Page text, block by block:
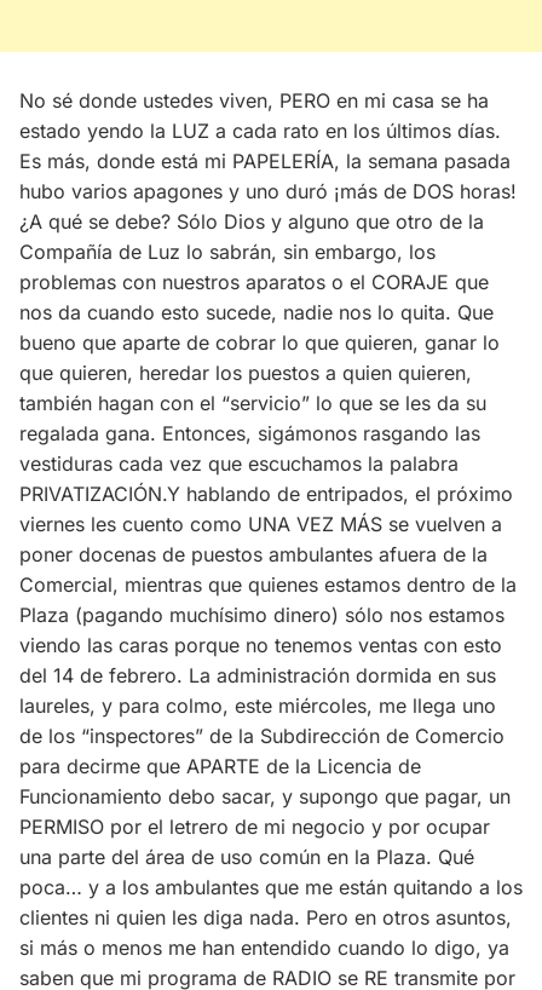
No sé donde ustedes viven, PERO en mi casa se ha
estado yendo la LUZ a cada rato en los últimos días.
Es más, donde está mi PAPELERÍA, la semana pasada
hubo varios apagones y uno duró ¡más de DOS horas!
¿A qué se debe? Sólo Dios y alguno que otro de la
Compañía de Luz lo sabrán, sin embargo, los
problemas con nuestros aparatos o el CORAJE que
nos da cuando esto sucede, nadie nos lo quita. Que
bueno que aparte de cobrar lo que quieren, ganar lo
que quieren, heredar los puestos a quien quieren,
también hagan con el “servicio” lo que se les da su
regalada gana. Entonces, sigámonos rasgando las
vestiduras cada vez que escuchamos la palabra
PRIVATIZACIÓN.Y hablando de entripados, el próximo
viernes les cuento como UNA VEZ MÁS se vuelven a
poner docenas de puestos ambulantes afuera de la
Comercial, mientras que quienes estamos dentro de la
Plaza (pagando muchísimo dinero) sólo nos estamos
viendo las caras porque no tenemos ventas con esto
del 14 de febrero. La administración dormida en sus
laureles, y para colmo, este miércoles, me llega uno
de los “inspectores” de la Subdirección de Comercio
para decirme que APARTE de la Licencia de
Funcionamiento debo sacar, y supongo que pagar, un
PERMISO por el letrero de mi negocio y por ocupar
una parte del área de uso común en la Plaza. Qué
poca… y a los ambulantes que me están quitando a los
clientes ni quien les diga nada. Pero en otros asuntos,
si más o menos me han entendido cuando lo digo, ya
saben que mi programa de RADIO se RE transmite por